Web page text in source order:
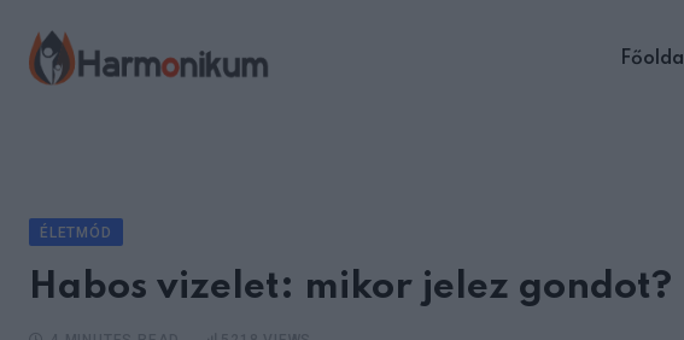
content
Főoldal
ÉLETMÓD
Habos vizelet: mikor jelez gondot?